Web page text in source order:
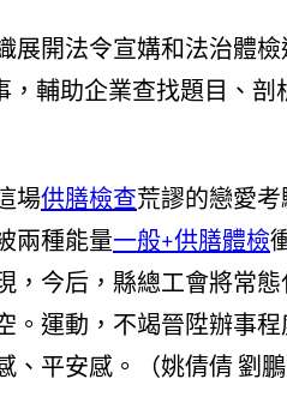
展開法令宣媾和法治體
，輔助企業查找題目、
場供膳檢查荒謬的戀愛
兩種能量一般+供膳體檢
，今后，縣總工會將常
。運動，不竭晉陞辦事
、平安感。（姚倩倩 劉鵬